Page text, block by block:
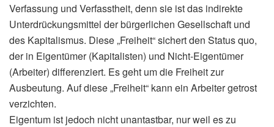
Verfassung und Verfasstheit, denn sie ist das indirekte
Unterdrückungsmittel der bürgerlichen Gesellschaft und
des Kapitalismus. Diese „Freiheit“ sichert den Status quo,
der in Eigentümer (Kapitalisten) und Nicht-Eigentümer
(Arbeiter) differenziert. Es geht um die Freiheit zur
Ausbeutung. Auf diese „Freiheit“ kann ein Arbeiter getrost
verzichten.
Eigentum ist jedoch nicht unantastbar, nur weil es zu